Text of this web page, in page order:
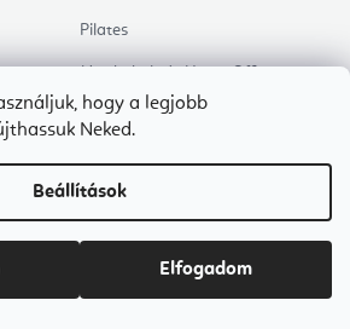
hogy a legjobb
Neked.
Beállítások
Elfogadom
Pilates
Zen és meditáció
Egészséges alvás
Kedvenceink